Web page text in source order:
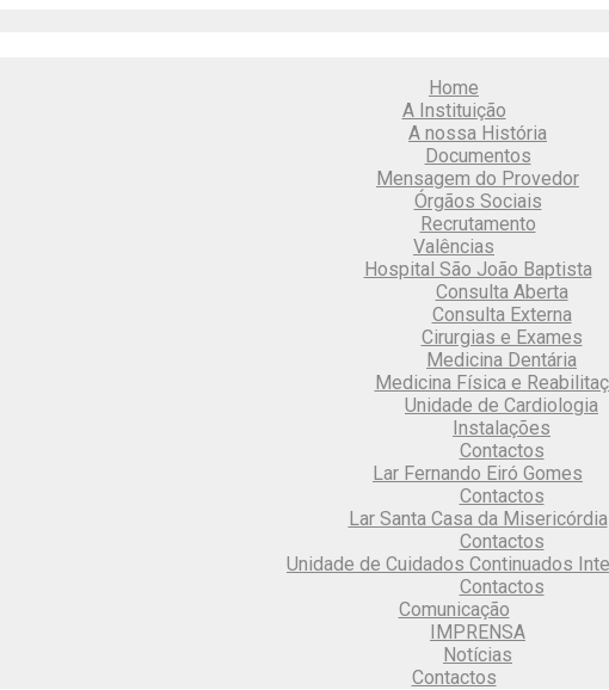
Home
A Instituição
A nossa História
Documentos
Mensagem do Provedor
Órgãos Sociais
Recrutamento
Valências
Hospital São João Baptista
Consulta Aberta
Consulta Externa
Cirurgias e Exames
Medicina Dentária
Medicina Física e
Unidade de Cardiologia
Instalações
Contactos
Lar Fernando Eiró Gomes
Contactos
Lar Santa Casa da Misericórdia
Contactos
Unidade de Cuidados Continuados
Contactos
Comunicação
IMPRENSA
Notícias
Contactos